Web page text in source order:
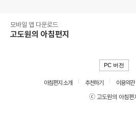
모바일 앱 다운로드
고도원의 아침편지
PC 버전
아침편지 소개 추천하기 이용약관
ⓒ 고도원의 아침편